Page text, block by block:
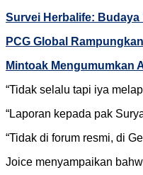
Survei Herbalife:
PCG Global
Mintoak Mengumumkan
“Tidak selalu tapi iya
“Laporan kepada pak
“Tidak di forum resmi, di
Joice menyampaikan